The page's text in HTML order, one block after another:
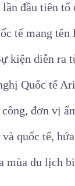
đầu tiên
tế mang tên
kiện diễn ra
Quốc tế
đơn vị
quốc tế,
mùa du lịch